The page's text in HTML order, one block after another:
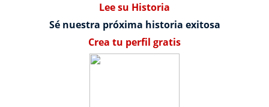
Lee su Historia
Sé nuestra próxima historia exitosa
Crea tu perfil gratis